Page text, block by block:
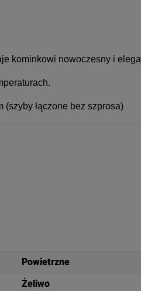
kominkowi nowoczesny i
(szyby łączone bez szprosa)
Powietrzne
Żeliwo